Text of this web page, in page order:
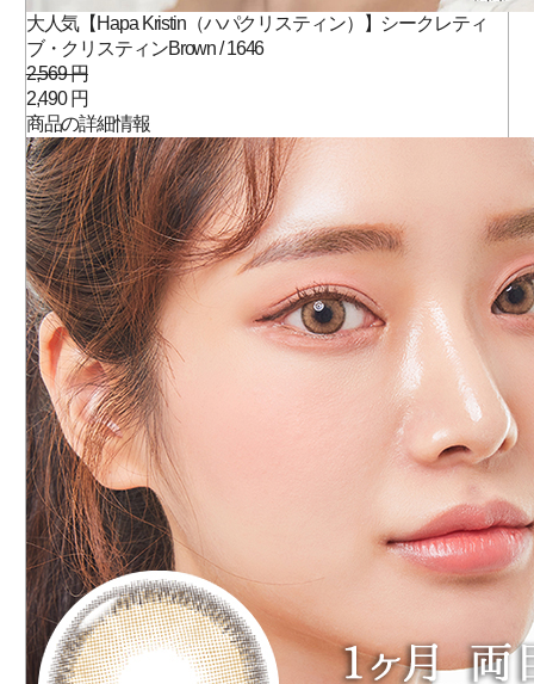
大人気【Hapa Kristin（ハパクリスティン）】シークレティ
ブ・クリスティンBrown / 1646
2,569 円
2,490 円
商品の詳細情報